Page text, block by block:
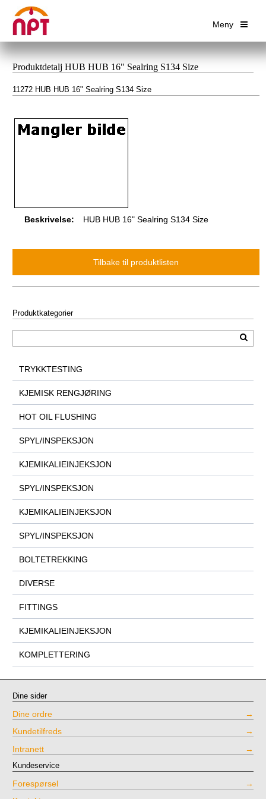
Meny
Produktdetalj HUB HUB 16" Sealring S134 Size
11272 HUB HUB 16" Sealring S134 Size
Beskrivelse: HUB HUB 16" Sealring S134 Size
Produktkategorier
TRYKKTESTING
KJEMISK RENGJØRING
HOT OIL FLUSHING
SPYL/INSPEKSJON
KJEMIKALIEINJEKSJON
SPYL/INSPEKSJON
KJEMIKALIEINJEKSJON
SPYL/INSPEKSJON
BOLTETREKKING
DIVERSE
FITTINGS
KJEMIKALIEINJEKSJON
KOMPLETTERING
Dine sider
Dine ordre
Kundetilfreds
Intranett
Kundeservice
Forespørsel